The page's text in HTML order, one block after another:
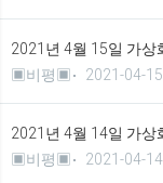
2021년 4월 15일 가상
▣비평▣
2021-04-15
2021년 4월 14일 가상
▣비평▣
2021-04-14